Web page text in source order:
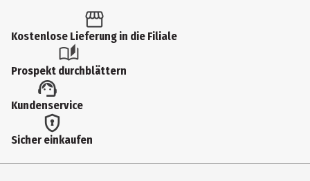
Produkttyp
Schnellladegerät
Lieferumfang
Samsung Schnellladeadapter 140 W EP-TB410N, Kurzanleitung
Modellnummer
Kostenlose Lieferung in die Filiale
Prospekt durchblättern
Kundenservice
Sicher einkaufen